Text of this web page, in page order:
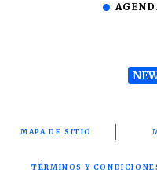
MAPA DE SITIO
TÉRMINOS Y